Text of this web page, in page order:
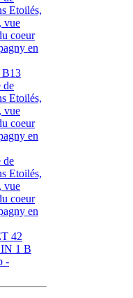
Etoilés,
vue
coeur
en
B13
de
Etoilés,
vue
coeur
en
de
Etoilés,
vue
coeur
en
42
1 B
-